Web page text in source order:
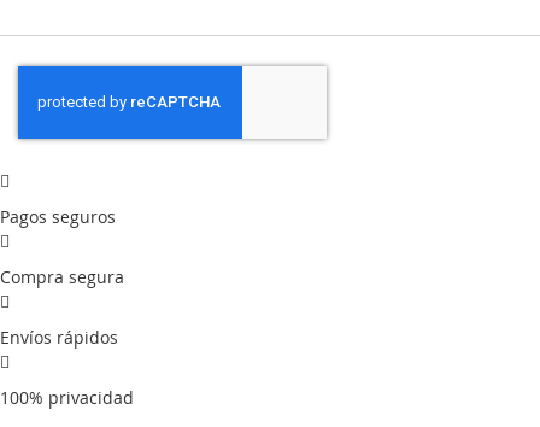
Pagos seguros
Compra segura
Envíos rápidos
100% privacidad